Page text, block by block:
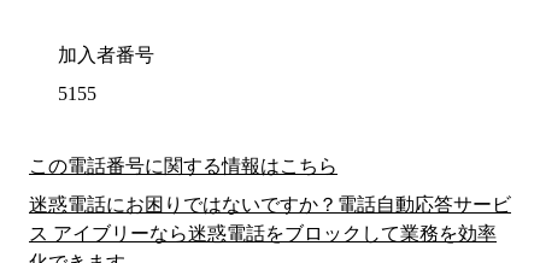
加入者番号
5155
この電話番号に関する情報はこちら
迷惑電話にお困りではないですか？電話自動応答サービ
ス アイブリーなら迷惑電話をブロックして業務を効率